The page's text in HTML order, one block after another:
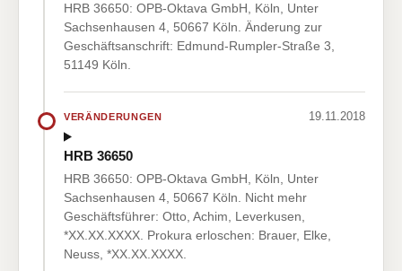
HRB 36650: OPB-Oktava GmbH, Köln, Unter
Sachsenhausen 4, 50667 Köln. Änderung zur
Geschäftsanschrift: Edmund-Rumpler-Straße 3,
51149 Köln.
VERÄNDERUNGEN 19.11.2018
HRB 36650
HRB 36650: OPB-Oktava GmbH, Köln, Unter
Sachsenhausen 4, 50667 Köln. Nicht mehr
Geschäftsführer: Otto, Achim, Leverkusen,
*XX.XX.XXXX. Prokura erloschen: Brauer, Elke,
Neuss, *XX.XX.XXXX.